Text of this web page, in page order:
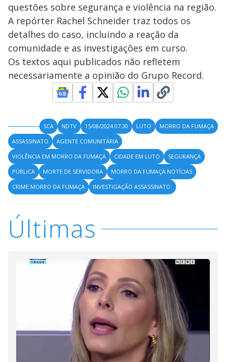
questões sobre segurança e violência na região.
A repórter Rachel Schneider traz todos os
detalhes do caso, incluindo a reação da
comunidade e as investigações em curso.
Os textos aqui publicados não refletem
necessariamente a opinião do Grupo Record.
SCA NDTV 15/08/2024 07:30 LUTO
MORRO DA FUMAÇA
ASSASSINATO
AGENTE COMUNITÁRIA
VIOLÊNCIA EM MORRO DA FUMAÇA
CIDADE EM LUTO
SEGURANÇA
PÚBLICA
MORTE DE SERVIDORA
MORRO DA FUMAÇA NOTÍCIAS
CRIME MORRO DA FUMAÇA
INVESTIGAÇÃO ASSASSINATO.
Últimas